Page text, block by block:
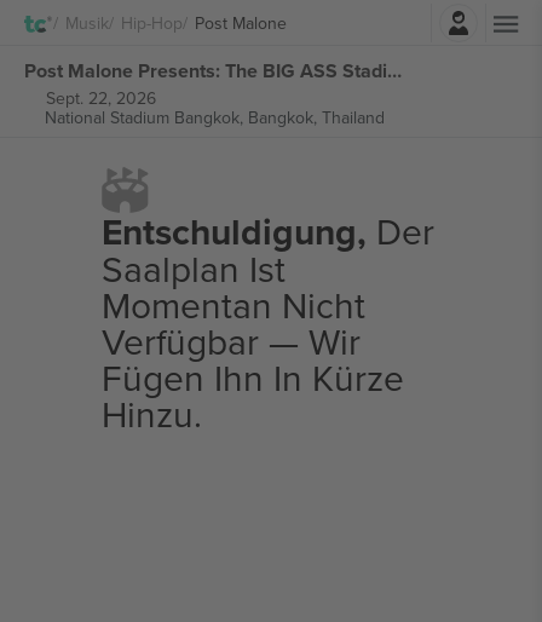
Musik Hip-Hop Post Malone
Post Malone Presents: The BIG ASS Stadium tickets
Sept. 22, 2026
National Stadium Bangkok, Bangkok, Thailand
Entschuldigung, Der
Saalplan Ist
Momentan Nicht
Verfügbar — Wir
Fügen Ihn In Kürze
Hinzu.